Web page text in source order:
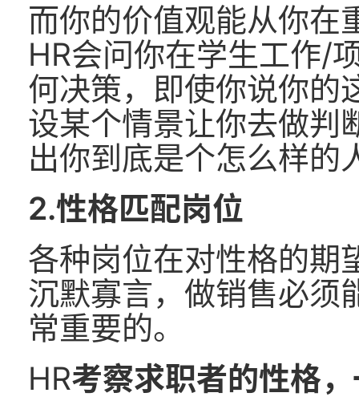
而你的价值观能从你在
HR会问你在学生工作/
何决策，即使你说你的
设某个情景让你去做判
出你到底是个怎么样的
2.性格匹配岗位
各种岗位在对性格的期
沉默寡言，做销售必须
常重要的。
HR考察求职者的性格